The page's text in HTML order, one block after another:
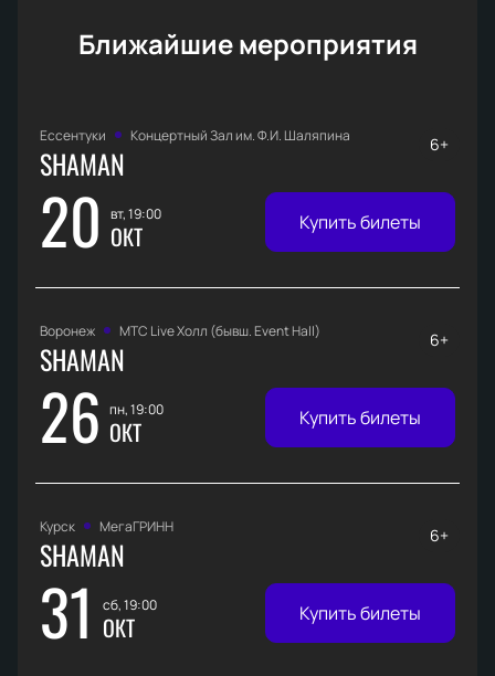
Ближайшие мероприятия
Ессентуки Концертный Зал им. Ф.И. Шаляпина
SHAMAN
20 вт, 19:00
ОКТ
6+
Купить билеты
Воронеж МТС Live Холл (бывш. Event Hall)
SHAMAN
26 пн, 19:00
ОКТ
6+
Купить билеты
Курск МегаГРИНН
SHAMAN
31 сб, 19:00
ОКТ
6+
Купить билеты